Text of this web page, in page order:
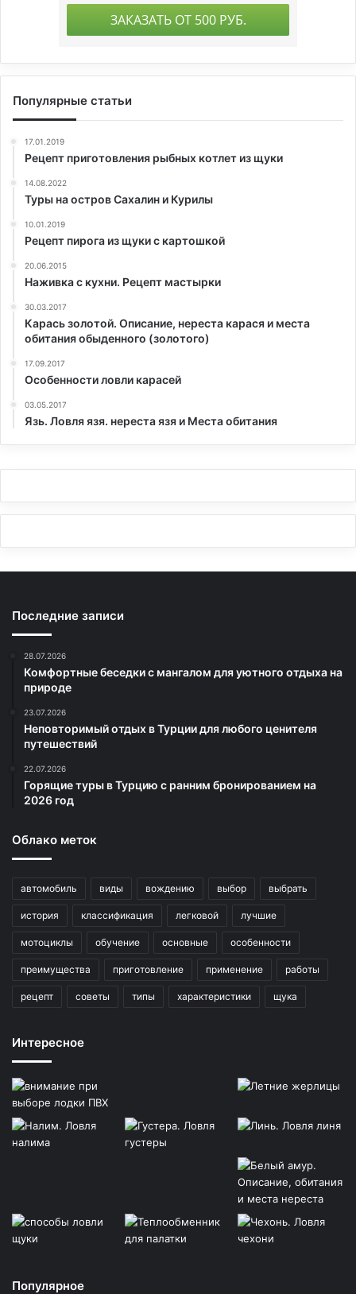
Популярные статьи
17.01.2019
Рецепт приготовления рыбных котлет из щуки
14.08.2022
Туры на остров Сахалин и Курилы
10.01.2019
Рецепт пирога из щуки с картошкой
20.06.2015
Наживка с кухни. Рецепт мастырки
30.03.2017
Карась золотой. Описание, нереста карася и места
обитания обыденного (золотого)
17.09.2017
Особенности ловли карасей
03.05.2017
Язь. Ловля язя. нереста язя и Места обитания
Последние записи
28.07.2026
Комфортные беседки с мангалом для уютного отдыха на
природе
23.07.2026
Неповторимый отдых в Турции для любого ценителя
путешествий
22.07.2026
Горящие туры в Турцию с ранним бронированием на
2026 год
Облако меток
автомобиль виды вождению выбор выбрать
история классификация легковой лучшие
мотоциклы обучение основные особенности
преимущества приготовление применение работы
рецепт советы типы характеристики щука
Интересное
Популярное